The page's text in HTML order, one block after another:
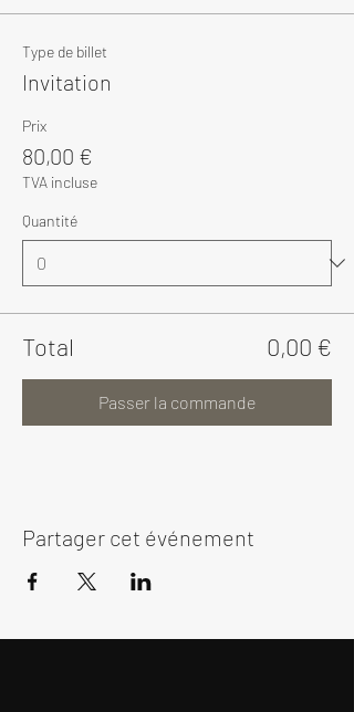
Type de billet
Invitation
Prix
80,00 €
TVA incluse
Quantité
Total 0,00 €
Passer la commande
Partager cet événement